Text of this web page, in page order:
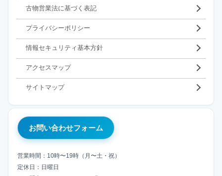
古物営業法に基づく表記
プライバシーポリシー
情報セキュリティ基本方針
アクセスマップ
サイトマップ
お問い合わせフォーム
営業時間：10時〜19時（月〜土・祝）
定休日：日曜日